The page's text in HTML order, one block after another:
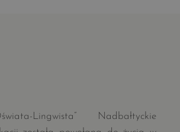
Lingwista” Nadbałtyckie